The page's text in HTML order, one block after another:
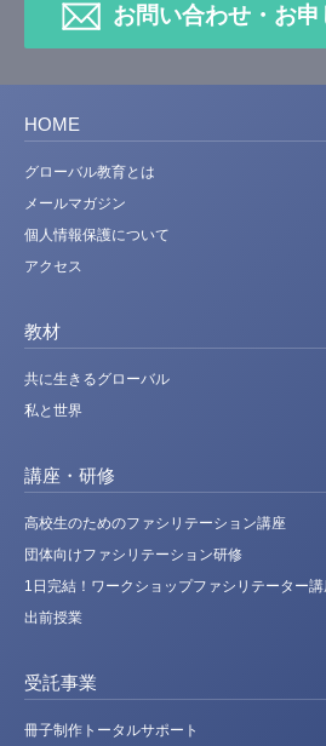
お問い合わせ・お
HOME
グローバル教育とは
メールマガジン
個人情報保護について
アクセス
教材
共に生きるグローバル
私と世界
講座・研修
高校生のためのファシリテーション講座
団体向けファシリテーション研修
1日完結！ワークショップファシリテーター
出前授業
受託事業
冊子制作トータルサポート